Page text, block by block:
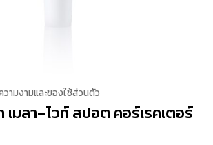
มงามและของใช้ส่วนตัว
มลา–ไวท์ สปอต คอร์เรคเตอร์